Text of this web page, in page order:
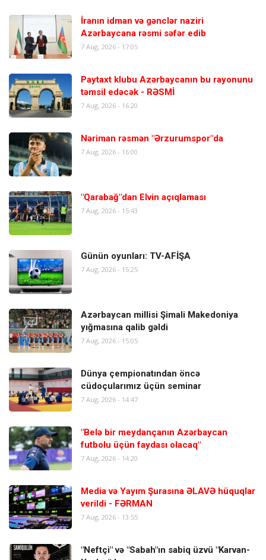
İranın idman və gənclər naziri
Azərbaycana rəsmi səfər edib
7 Aug, 2026 - 17:05
Paytaxt klubu Azərbaycanın bu rayonunu
təmsil edəcək - RƏSMİ
7 Aug, 2026 - 16:20
Nəriman rəsmən "Ərzurumspor"da
7 Aug, 2026 - 16:00
"Qarabağ"dan Elvin açıqlaması
7 Aug, 2026 - 15:43
Günün oyunları: TV-AFİŞA
7 Aug, 2026 - 15:25
Azərbaycan millisi Şimali Makedoniya
yığmasına qalib gəldi
7 Aug, 2026 - 15:05
Dünya çempionatından öncə
cüdoçularımız üçün seminar
7 Aug, 2026 - 14:47
"Belə bir meydançanın Azərbaycan
futbolu üçün faydası olacaq"
7 Aug, 2026 - 14:20
Media və Yayım Şurasına ƏLAVƏ hüquqlar
verildi - FƏRMAN
7 Aug, 2026 - 13:55
"Neftçi" və "Sabah"ın sabiq üzvü "Karvan-